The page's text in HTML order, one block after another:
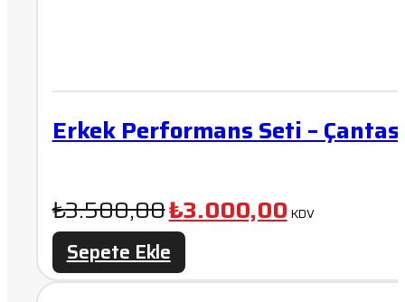
Erkek Performans Seti –
₺3.500,00Orijinal
fiyat:
₺3.500,00.
₺3.000,00Şu
KDV
Sepete Ekle